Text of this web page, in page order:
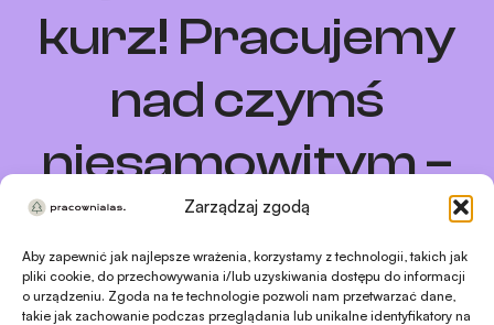
Zarządzaj zgodą
Aby zapewnić jak najlepsze wrażenia, korzystamy z technologii, takich jak
pliki cookie, do przechowywania i/lub uzyskiwania dostępu do informacji
o urządzeniu. Zgoda na te technologie pozwoli nam przetwarzać dane,
takie jak zachowanie podczas przeglądania lub unikalne identyfikatory na
kurz! Pracujemy
nad czymś
niesamowitym –
sprawdź
wkrótce!